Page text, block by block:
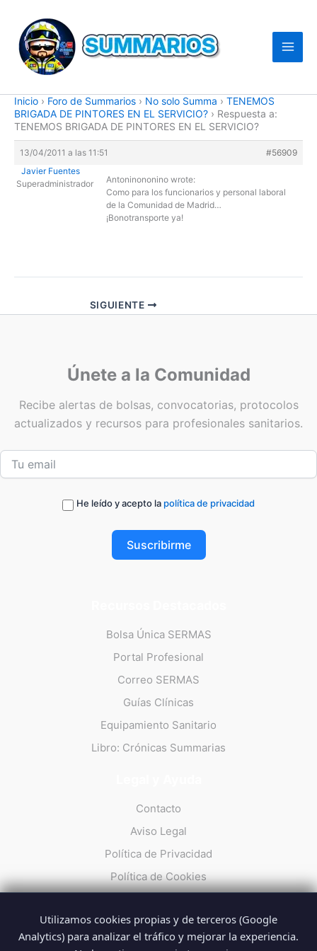
contenido
Inicio › Foro de Summarios › No solo Summa › TENEMOS
BRIGADA DE PINTORES EN EL SERVICIO? › Respuesta a:
TENEMOS BRIGADA DE PINTORES EN EL SERVICIO?
13/04/2011 a las 11:51
#56909
Javier Fuentes
Superadministrador
Antoninononino wrote:
Como para los funcionarios y personal laboral
de la Comunidad de Madrid…
¡Bonotransporte ya!
SIGUIENTE
Únete a la Comunidad
Recibe alertas de bolsas, convocatorias, protocolos
actualizados y recursos para profesionales sanitarios.
He leído y acepto la política de privacidad
Suscribirme
Bolsa Única SERMAS
Portal Profesional
Correo SERMAS
Guías Clínicas
Equipamiento Sanitario
Libro: Crónicas Summarias
Contacto
Aviso Legal
Política de Privacidad
Política de Cookies
Utilizamos cookies propias y de terceros (Google
Analytics) para analizar el tráfico y mejorar la experiencia.